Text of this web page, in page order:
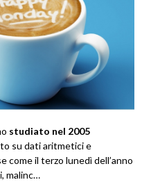
studiato nel 2005
su dati aritmetici e
come il terzo lunedì dell’anno
malinc…